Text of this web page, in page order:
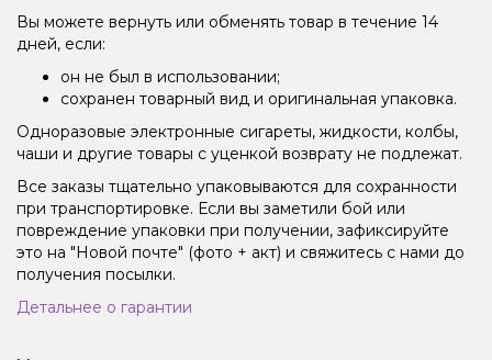
Вы можете вернуть или обменять товар в течение 14
дней, если:
он не был в использовании;
сохранен товарный вид и оригинальная упаковка.
Одноразовые электронные сигареты, жидкости, колбы,
чаши и другие товары с уценкой возврату не подлежат.
Все заказы тщательно упаковываются для сохранности
при транспортировке. Если вы заметили бой или
повреждение упаковки при получении, зафиксируйте
это на "Новой почте" (фото + акт) и свяжитесь с нами до
получения посылки.
Детальнее о гарантии